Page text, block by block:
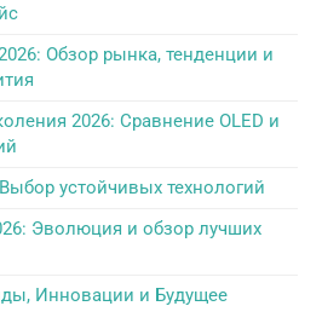
Обзор рынка, тенденции и
2026: Сравнение OLED и
устойчивых технологий
Эволюция и обзор лучших
Инновации и Будущее